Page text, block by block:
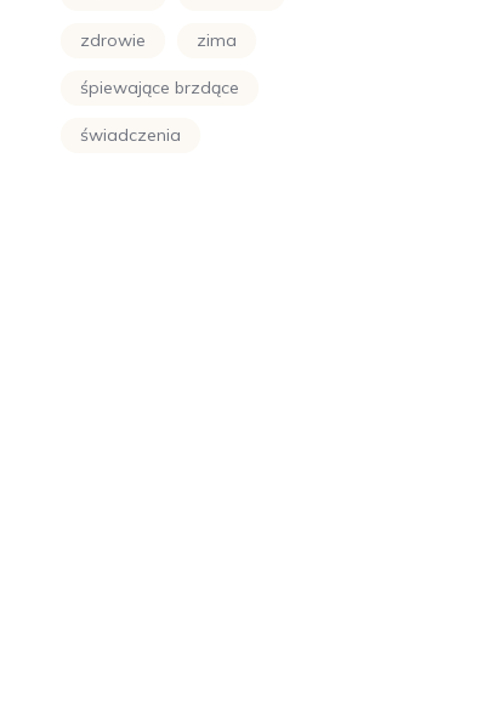
zdrowie zima
śpiewające brzdące
świadczenia